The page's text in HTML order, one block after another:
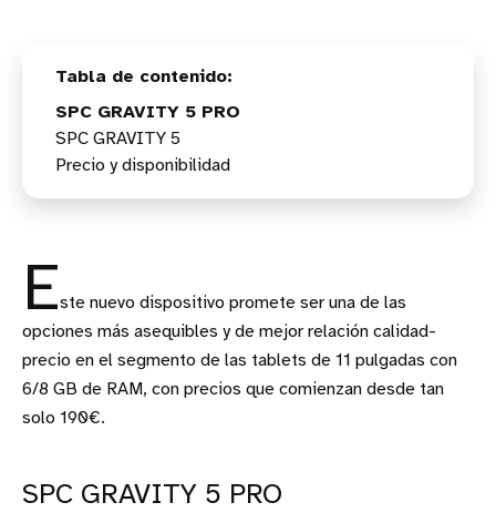
SPC GRAVITY 5 PRO
SPC GRAVITY 5
Precio y disponibilidad
Este nuevo dispositivo promete ser una de las
opciones más asequibles y de mejor relación calidad-
precio en el segmento de las tablets de 11 pulgadas con
6/8 GB de RAM, con precios que comienzan desde tan
solo 190€.
SPC GRAVITY 5 PRO